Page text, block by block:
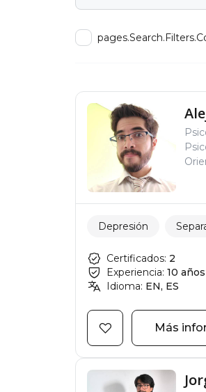
Depresión
Certificados: 2
Experiencia: 10 años
Idioma: EN, ES
Más